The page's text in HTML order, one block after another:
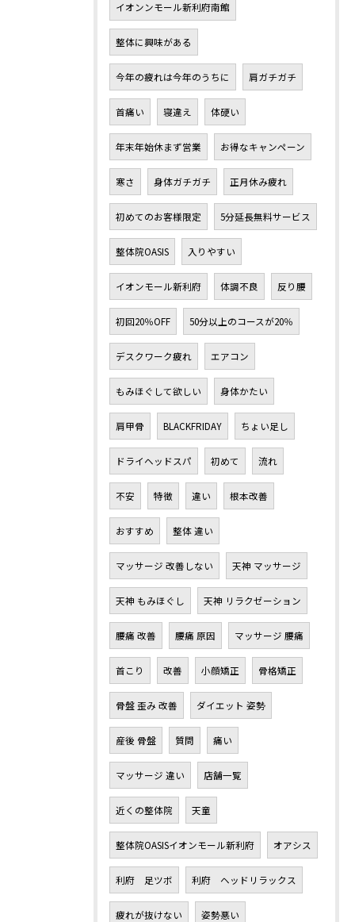
イオンンモール新利府南館
整体に興味がある
今年の疲れは今年のうちに 肩ガチガチ
首痛い 寝違え 体硬い
年末年始休まず営業 お得なキャンペーン
寒さ 身体ガチガチ 正月休み疲れ
初めてのお客様限定 5分延長無料サービス
整体院OASIS 入りやすい
イオンモール新利府 体調不良 反り腰
初回20％OFF 50分以上のコースが20％
デスクワーク疲れ エアコン
もみほぐして欲しい 身体かたい
肩甲骨 BLACKFRIDAY ちょい足し
ドライヘッドスパ 初めて 流れ
不安 特徴 違い 根本改善
おすすめ 整体 違い
マッサージ 改善しない 天神 マッサージ
天神 もみほぐし 天神 リラクゼーション
腰痛 改善 腰痛 原因 マッサージ 腰痛
首こり 改善 小顔矯正 骨格矯正
骨盤 歪み 改善 ダイエット 姿勢
産後 骨盤 質問 痛い
マッサージ 違い 店舗一覧
近くの整体院 天童
整体院OASISイオンモール新利府 オアシス
利府 足ツボ 利府 ヘッドリラックス
疲れが抜けない 姿勢悪い